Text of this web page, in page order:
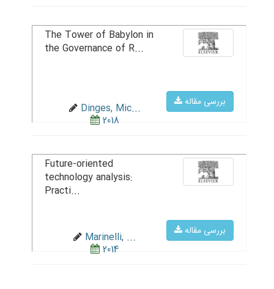
بررسی مقاله
The Tower of Babylon in
the Governance of R...
Dinges, Mic...
2018
بررسی مقاله
Future-oriented
technology analysis:
Practi...
Marinelli, ...
2014